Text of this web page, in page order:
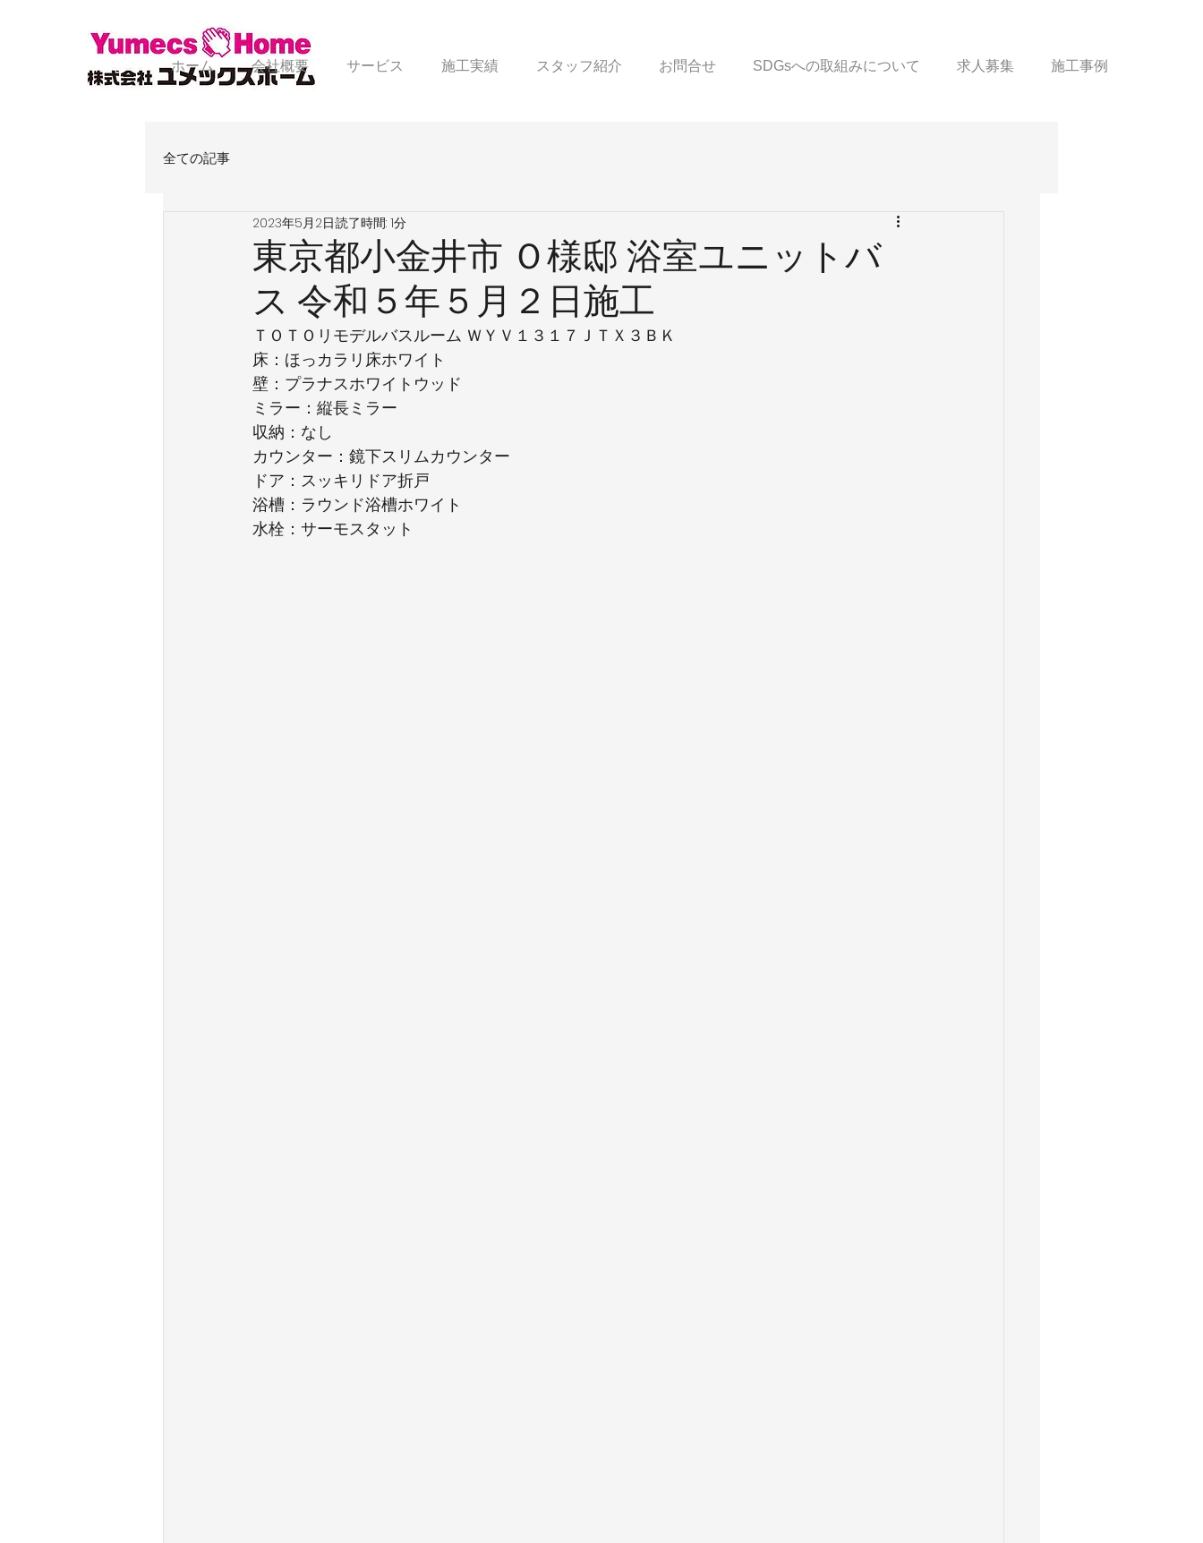
ホーム 会社概要 サービス 施工実績 スタッフ紹介 お問合せ SDGsへの取組みについて 求人募集 施工事例
全ての記事
東京都小金井市 Ｏ様邸 浴室ユニットバ
ス 令和５年５月２日施工
2023年5月2日読了時間: 1分
ＴＯＴＯリモデルバスルーム ＷＹＶ１３１７ＪＴＸ３ＢＫ
床：ほっカラリ床ホワイト
壁：プラナスホワイトウッド
ミラー：縦長ミラー
収納：なし
カウンター：鏡下スリムカウンター
ドア：スッキリドア折戸
浴槽：ラウンド浴槽ホワイト
水栓：サーモスタット